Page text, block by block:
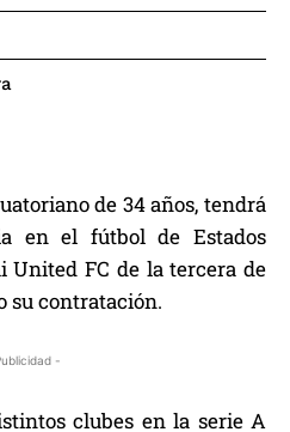
de 34 años, tendrá
en el fútbol de Estados
United FC de la tercera de
su contratación.
-
clubes en la serie A